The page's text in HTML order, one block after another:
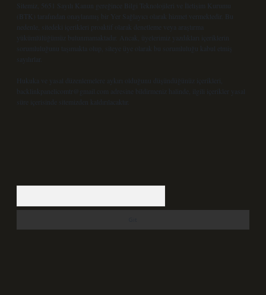
Sitemiz, 5651 Sayılı Kanun gereğince Bilgi Teknolojileri ve İletişim Kurumu
(BTK) tarafından onaylanmış bir Yer Sağlayıcı olarak hizmet vermektedir. Bu
nedenle, sitedeki içerikleri proaktif olarak denetleme veya araştırma
yükümlülüğümüz bulunmamaktadır. Ancak, üyelerimiz yazdıkları içeriklerin
sorumluluğunu taşımakta olup, siteye üye olarak bu sorumluluğu kabul etmiş
sayılırlar.
Hukuka ve yasal düzenlemelere aykırı olduğunu düşündüğünüz içerikleri,
backlinkpanelicomtr@gmail.com
adresine bildirmeniz halinde, ilgili içerikler yasal
süre içerisinde sitemizden kaldırılacaktır.